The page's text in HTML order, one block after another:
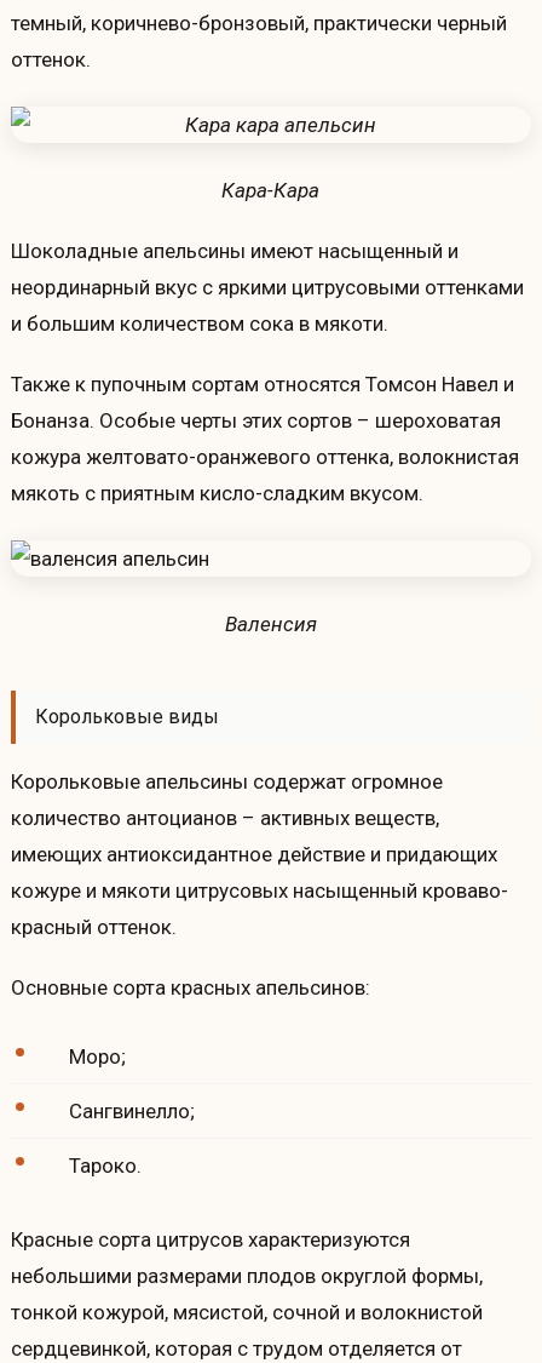
темный, коричнево-бронзовый, практически черный
оттенок.
Кара-Кара
Шоколадные апельсины имеют насыщенный и
неординарный вкус с яркими цитрусовыми оттенками
и большим количеством сока в мякоти.
Также к пупочным сортам относятся Томсон Навел и
Бонанза. Особые черты этих сортов – шероховатая
кожура желтовато-оранжевого оттенка, волокнистая
мякоть с приятным кисло-сладким вкусом.
Валенсия
Корольковые виды
Корольковые апельсины содержат огромное
количество антоцианов – активных веществ,
имеющих антиоксидантное действие и придающих
кожуре и мякоти цитрусовых насыщенный кроваво-
красный оттенок.
Основные сорта красных апельсинов:
Моро;
Сангвинелло;
Тароко.
Красные сорта цитрусов характеризуются
небольшими размерами плодов округлой формы,
тонкой кожурой, мясистой, сочной и волокнистой
сердцевинкой, которая с трудом отделяется от